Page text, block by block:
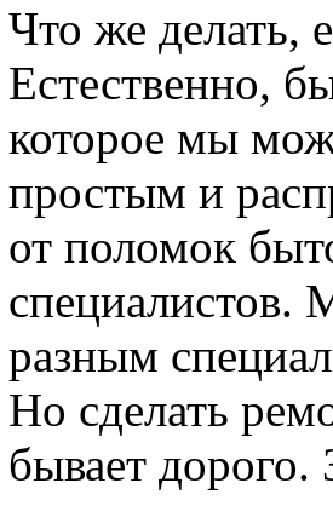
Что же делать,
Естественно,
которое мы
простым и
от поломок
специалистов.
разным
Но сделать
бывает дорого.